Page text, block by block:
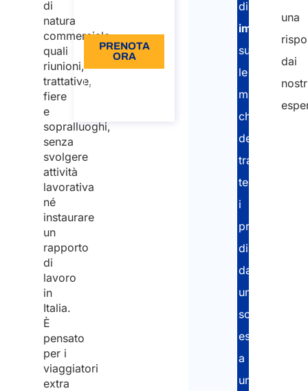
di
natura
commerciale,
quali
riunioni,
trattative,
fiere
e
sopralluoghi,
senza
svolgere
attività
lavorativa
né
instaurare
un
rapporto
di
lavoro
in
Italia.
È
pensato
per i
viaggiatori
extra
PRENOTA
ORA
di
supportano
le
che
devono
trasferire
i
propri
dipendenti
da
una
società
estera
a
una
una
dai